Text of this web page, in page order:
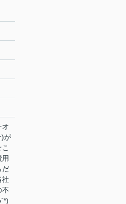
オ
)が
だ
社
不